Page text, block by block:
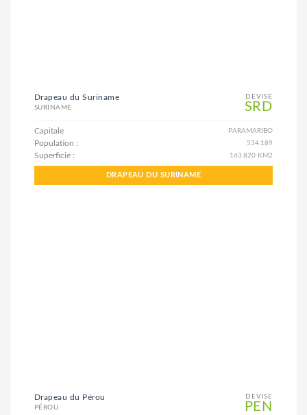
DEVISE
SRD
Drapeau du Suriname
SURINAME
Capitale PARAMARIBO
Population : 534.189
Superficie : 163.820 KM2
DRAPEAU DU SURINAME
DEVISE
PEN
Drapeau du Pérou
PÉROU